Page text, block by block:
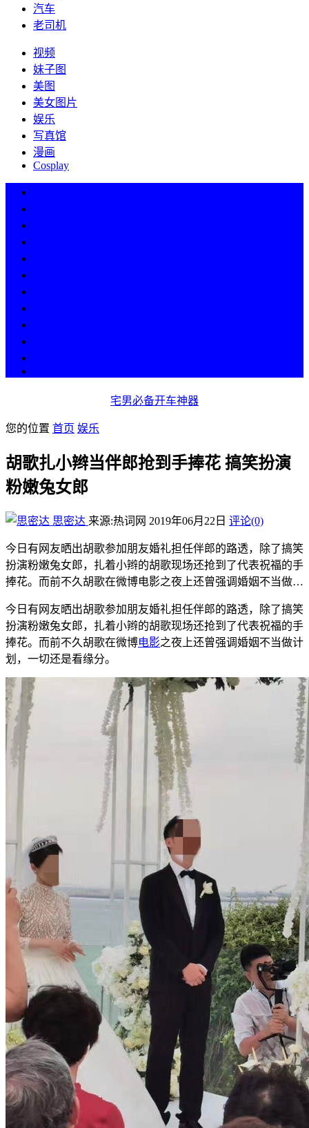
汽车
老司机
视频
妹子图
美图
美女图片
娱乐
写真馆
漫画
Cosplay
宅男必备开车神器
您的位置 首页 娱乐
胡歌扎小辫当伴郎抢到手捧花 搞笑扮演
粉嫩兔女郎
思密达 来源:热词网 2019年06月22日 评论(0)
今日有网友晒出胡歌参加朋友婚礼担任伴郎的路透，除了搞笑
扮演粉嫩兔女郎，扎着小辫的胡歌现场还抢到了代表祝福的手
捧花。而前不久胡歌在微博电影之夜上还曾强调婚姻不当做…
今日有网友晒出胡歌参加朋友婚礼担任伴郎的路透，除了搞笑
扮演粉嫩兔女郎，扎着小辫的胡歌现场还抢到了代表祝福的手
捧花。而前不久胡歌在微博电影之夜上还曾强调婚姻不当做计
划，一切还是看缘分。